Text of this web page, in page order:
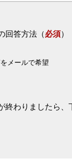
回答方法 （必須）
メールで希望
終わりましたら、